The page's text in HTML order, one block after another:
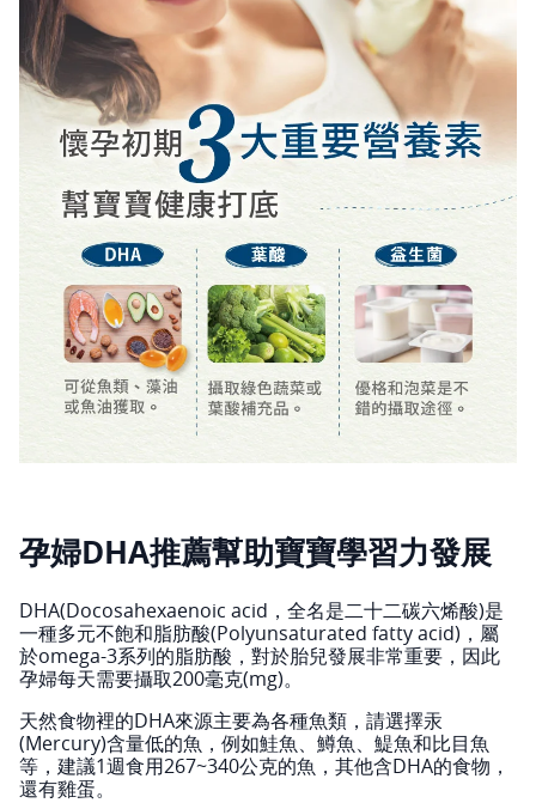
孕婦DHA推薦幫助寶寶學習力發展
DHA(Docosahexaenoic acid，全名是二十二碳六烯酸)是
一種多元不飽和脂肪酸(Polyunsaturated fatty acid)，屬
於omega-3系列的脂肪酸，對於胎兒發展非常重要，因此
孕婦每天需要攝取200毫克(mg)。
天然食物裡的DHA來源主要為各種魚類，請選擇汞
(Mercury)含量低的魚，例如鮭魚、鱒魚、鯷魚和比目魚
等，建議1週食用267~340公克的魚，其他含DHA的食物，
還有雞蛋。